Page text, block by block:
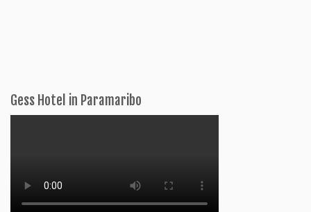
Gess Hotel in Paramaribo